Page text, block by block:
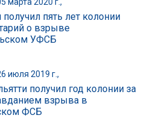
марта 2020 г.,
пять лет колонии
о взрыве
УФСБ
июля 2019 г.,
получил год колонии за
взрыва в
ФСБ